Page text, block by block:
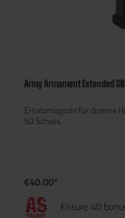
Army Armament Extended
Ersatzmagazin für diverse
50 Schuss.
€40.00*
Ensure 40